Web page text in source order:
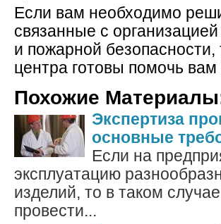
Если вам необходимо
связанные с
и пожарной
центра готовы помочь
Похожие
Экспертиза
основные
Если на
эксплуатацию
изделий, то в таком
провести...